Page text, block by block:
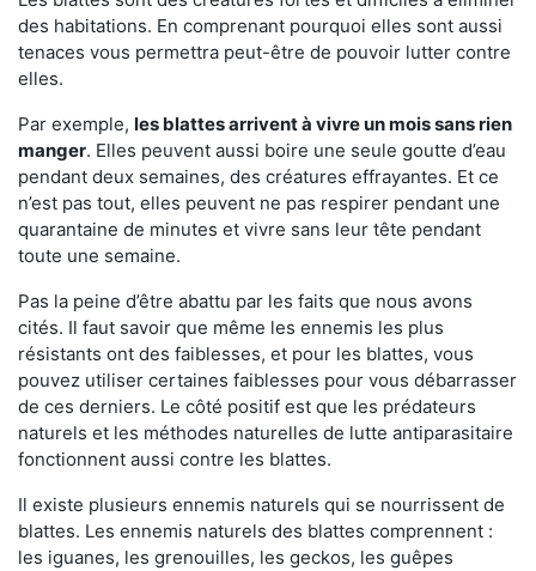
des habitations. En comprenant pourquoi elles sont aussi
tenaces vous permettra peut-être de pouvoir lutter contre
elles.
Par exemple, les blattes arrivent à vivre un mois sans rien
manger. Elles peuvent aussi boire une seule goutte d’eau
pendant deux semaines, des créatures effrayantes. Et ce
n’est pas tout, elles peuvent ne pas respirer pendant une
quarantaine de minutes et vivre sans leur tête pendant
toute une semaine.
Pas la peine d’être abattu par les faits que nous avons
cités. Il faut savoir que même les ennemis les plus
résistants ont des faiblesses, et pour les blattes, vous
pouvez utiliser certaines faiblesses pour vous débarrasser
de ces derniers. Le côté positif est que les prédateurs
naturels et les méthodes naturelles de lutte antiparasitaire
fonctionnent aussi contre les blattes.
Il existe plusieurs ennemis naturels qui se nourrissent de
blattes. Les ennemis naturels des blattes comprennent :
les iguanes, les grenouilles, les geckos, les guêpes